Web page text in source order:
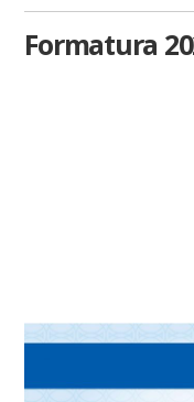
Formatura